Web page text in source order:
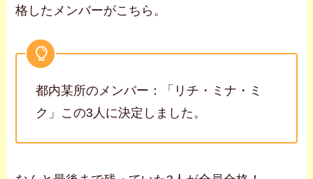
格したメンバーがこちら。
都内某所のメンバー：「リチ・ミナ・ミ
ク」この3人に決定しました。